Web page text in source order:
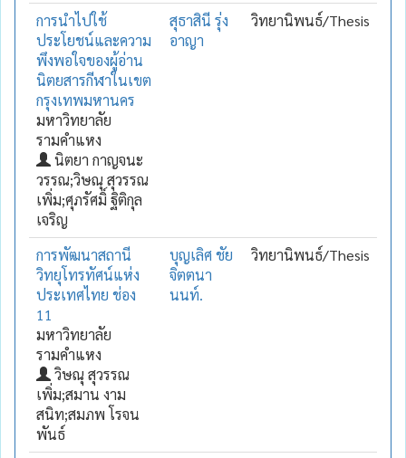
การนำไปใช้
ประโยชน์และความ
พึงพอใจของผู้อ่าน
นิตยสารกีฬาในเขต
กรุงเทพมหานคร
มหาวิทยาลัย
รามคำแหง
นิตยา กาญจนะ
วรรณ;วิษณุ สุวรรณ
เพิ่ม;ศุภรัศมิ์ ฐิติกุล
เจริญ
สุธาสินี รุ่ง
อาญา
วิทยานิพนธ์/Thesis
การพัฒนาสถานี
วิทยุโทรทัศน์แห่ง
ประเทศไทย ช่อง
11
มหาวิทยาลัย
รามคำแหง
วิษณุ สุวรรณ
เพิ่ม;สมาน งาม
สนิท;สมภพ โรจน
พันธ์
บุญเลิศ ชัย
จิตตนา
นนท์.
วิทยานิพนธ์/Thesis